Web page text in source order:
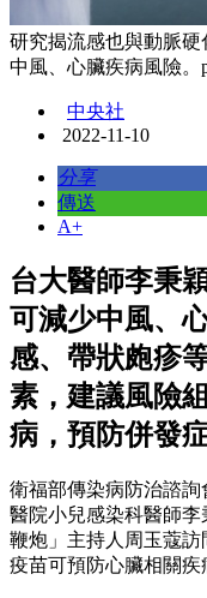
研究揭流感也與動脈
中風、心臟疾病風險。
中央社
2022-11-10
分享
傳送
A+
台大醫師李秉
可減少中風、
感、帶狀皰疹
素，建議風險
病，預防併發症
衛福部傳染病防治諮
醫院小兒感染科醫師
鞭炮」主持人周玉蔻
疫苗可預防心臟相關疾